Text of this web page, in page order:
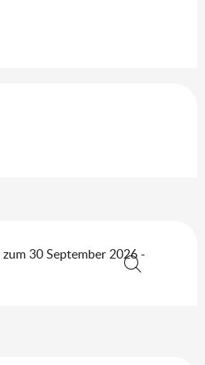
30 September 2026 -